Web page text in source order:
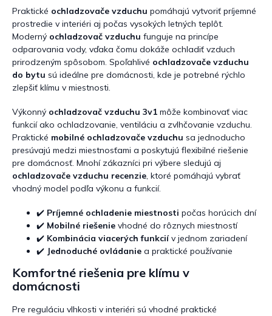
v
k
y
v
ý
p
i
Praktické ochladzovače vzduchu pomáhajú vytvoriť príjemné
prostredie v interiéri aj počas vysokých letných teplôt.
Moderný ochladzovač vzduchu funguje na princípe
odparovania vody, vďaka čomu dokáže ochladiť vzduch
prirodzeným spôsobom. Spoľahlivé ochladzovače vzduchu
do bytu sú ideálne pre domácnosti, kde je potrebné rýchlo
zlepšiť klímu v miestnosti.
Výkonný ochladzovač vzduchu 3v1 môže kombinovať viac
funkcií ako ochladzovanie, ventiláciu a zvlhčovanie vzduchu.
Praktické mobilné ochladzovače vzduchu sa jednoducho
presúvajú medzi miestnosťami a poskytujú flexibilné riešenie
pre domácnosť. Mnohí zákazníci pri výbere sledujú aj
ochladzovače vzduchu recenzie, ktoré pomáhajú vybrať
vhodný model podľa výkonu a funkcií.
✔️ Príjemné ochladenie miestnosti počas horúcich dní
✔️ Mobilné riešenie vhodné do rôznych miestností
✔️ Kombinácia viacerých funkciív jednom zariadení
✔️ Jednoduché ovládanie a praktické používanie
Komfortné riešenia pre klímu v
domácnosti
Pre reguláciu vlhkosti v interiéri sú vhodné praktické